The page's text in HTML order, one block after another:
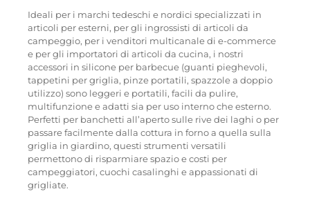
Ideali per i marchi tedeschi e nordici specializzati in
articoli per esterni, per gli ingrossisti di articoli da
campeggio, per i venditori multicanale di e-commerce
e per gli importatori di articoli da cucina, i nostri
accessori in silicone per barbecue (guanti pieghevoli,
tappetini per griglia, pinze portatili, spazzole a doppio
utilizzo) sono leggeri e portatili, facili da pulire,
multifunzione e adatti sia per uso interno che esterno.
Perfetti per banchetti all’aperto sulle rive dei laghi o per
passare facilmente dalla cottura in forno a quella sulla
griglia in giardino, questi strumenti versatili
permettono di risparmiare spazio e costi per
campeggiatori, cuochi casalinghi e appassionati di
grigliate.